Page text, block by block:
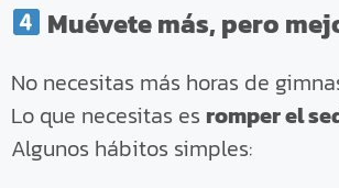
Muévete más, pero
No necesitas más horas de
Lo que necesitas es romper el
Algunos hábitos simples: